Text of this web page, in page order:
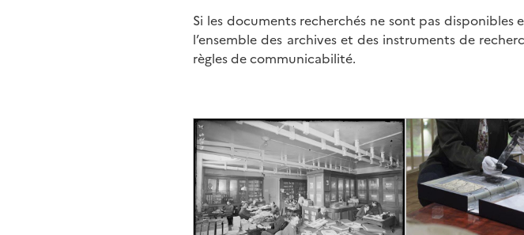
Si les documents recherchés ne sont pas
l’ensemble des archives et des instruments de
règles de communicabilité.